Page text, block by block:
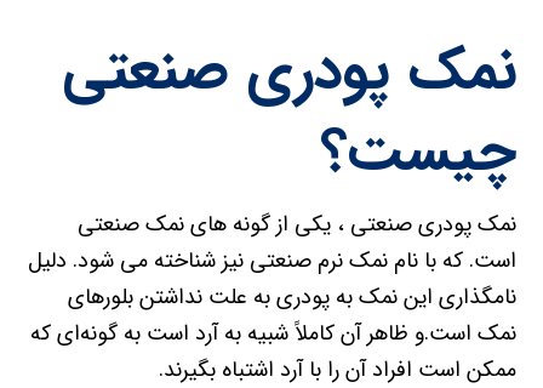
نمک پودری صنعتی
چیست؟
نمک پودری صنعتی ، یکی از گونه های نمک صنعتی
است. که با نام نمک نرم صنعتی نیز شناخته می شود. دلیل
نامگذاری این نمک به پودری به علت نداشتن بلورهای
نمک است.و ظاهر آن کاملاً شبیه به آرد است به گونه‌ای که
ممکن است افراد آن را با آرد اشتباه بگیرند.